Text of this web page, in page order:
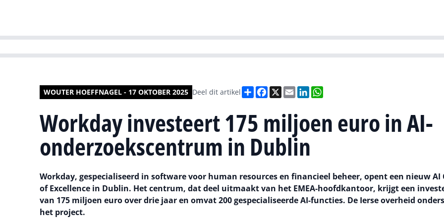
WOUTER HOEFFNAGEL - 17 OKTOBER 2025 Deel dit artikel DeelFacebook
X EmailLinkedIn
Workday investeert 175 miljoen euro in AI-
onderzoekscentrum in Dublin
Workday, gespecialiseerd in software voor human resources en financieel beheer, opent een nieuw AI
of Excellence in Dublin. Het centrum, dat deel uitmaakt van het EMEA-hoofdkantoor, krijgt een
van 175 miljoen euro over drie jaar en omvat 200 gespecialiseerde AI-functies. De Ierse overheid
het project.